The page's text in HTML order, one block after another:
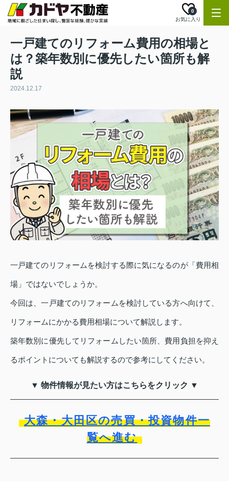
お気に入り
0
一戸建てのリフォーム費用の相場と
は？築年数別に優先したい箇所も解
説
2024.12.17
一戸建てのリフォームを検討する際に気になるのが「費用相
場」ではないでしょうか。
今回は、一戸建てのリフォームを検討している方へ向けて、
リフォームにかかる費用相場について解説します。
築年数別に優先してリフォームしたい箇所、費用負担を抑え
るポイントについても解説するので参考にしてください。
▼ 物件情報が見たい方はこちらをクリック ▼
大森・大田区の売買・投資物件一
覧へ進む